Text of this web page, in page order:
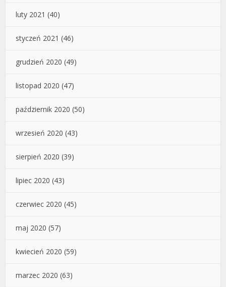
luty 2021 (40)
styczeń 2021 (46)
grudzień 2020 (49)
listopad 2020 (47)
październik 2020 (50)
wrzesień 2020 (43)
sierpień 2020 (39)
lipiec 2020 (43)
czerwiec 2020 (45)
maj 2020 (57)
kwiecień 2020 (59)
marzec 2020 (63)